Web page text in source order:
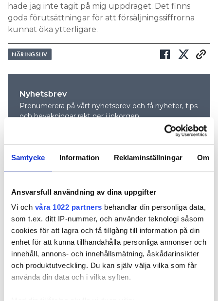
Samtycke Information Reklaminställningar Om
Ansvarsfull användning av dina uppgifter
Vi och våra 1022 partners behandlar din personliga data,
som t.ex. ditt IP-nummer, och använder teknologi såsom
cookies för att lagra och få tillgång till information på din
enhet för att kunna tillhandahålla personliga annonser och
innehåll, annons- och innehållsmätning, åskådarinsikter
och produktutveckling. Du kan själv välja vilka som får
använda din data och i vilka syften.
hade jag inte tagit på mig uppdraget. Det finns
goda förutsättningar för att försäljningssiffrorna
kunnat öka ytterligare.
NÄRINGSLIV
Nyhetsbrev
Prenumerera på vårt nyhetsbrev och få nyheter, tips
och bevakningar rakt ner i inkorgen
REKOMMENDERADE ARTIKLAR